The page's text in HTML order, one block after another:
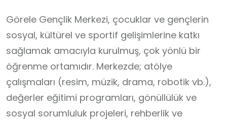
Görele Gençlik Merkezi, çocuklar ve gençlerin
sosyal, kültürel ve sportif gelişimlerine katkı
sağlamak amacıyla kurulmuş, çok yönlü bir
öğrenme ortamıdır. Merkezde; atölye
çalışmaları (resim, müzik, drama, robotik vb.),
değerler eğitimi programları, gönüllülük ve
sosyal sorumluluk projeleri, rehberlik ve